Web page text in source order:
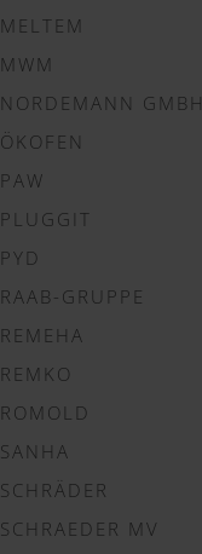
MELTEM
MWM
NORDEMANN GMBH
ÖKOFEN
PAW
PLUGGIT
PYD
RAAB-GRUPPE
REMEHA
REMKO
ROMOLD
SANHA
SCHRÄDER
SCHRAEDER MV